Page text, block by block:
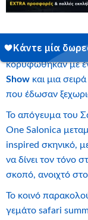
Οι φετινοί
κορυφώθηκαν με
Show και μια
που έδωσαν
Το απόγευμα του
One Salonica
inspired σκηνικό,
να δίνει τον τόνο
σκοπό, ανοιχτό στο
Το κοινό
γεμάτο safari